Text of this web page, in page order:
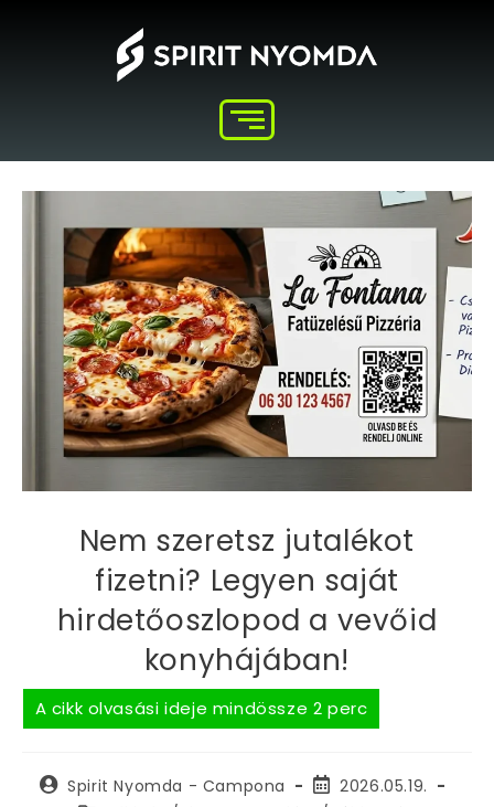
Nem szeretsz jutalékot
fizetni? Legyen saját
hirdetőoszlopod a vevőid
konyhájában!
Spirit Nyomda - Campona
2026.05.19.